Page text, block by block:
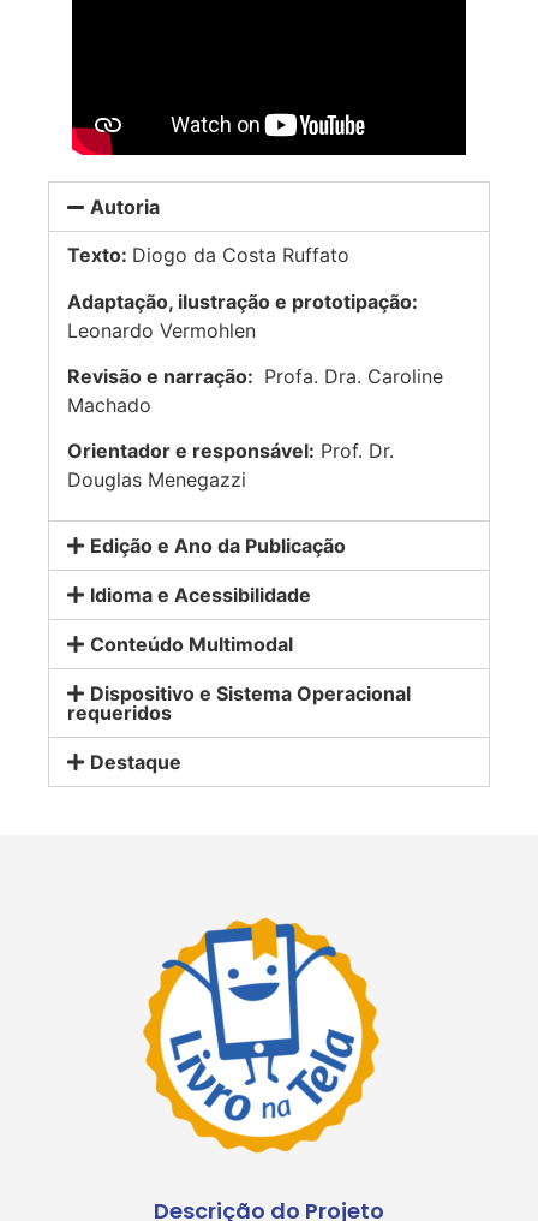
Descrição do Projeto
Autoria
Texto: Diogo da Costa Ruffato
Adaptação, ilustração e prototipação:
Leonardo Vermohlen
Revisão e narração: Profa. Dra. Caroline
Machado
Orientador e responsável: Prof. Dr.
Douglas Menegazzi
Edição e Ano da Publicação
Idioma e Acessibilidade
Conteúdo Multimodal
Dispositivo e Sistema Operacional
requeridos
Destaque